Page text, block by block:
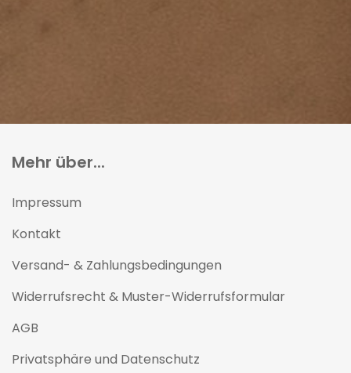
Mehr über...
Impressum
Kontakt
Versand- & Zahlungsbedingungen
Widerrufsrecht & Muster-Widerrufsformular
AGB
Privatsphäre und Datenschutz